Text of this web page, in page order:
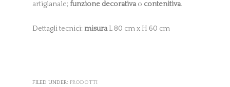
artigianale; funzione decorativao contenitiva.
Dettagli tecnici: misuraL 80 cm x H 60 cm
FILED UNDER: PRODOTTI